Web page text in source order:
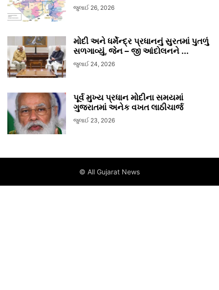
જુલાઈ 26, 2026
મોદી અને ધર્મેન્દ્ર પ્રધાનનું સુરતમાં પુતળું
સળગાવ્યું, જેન – જી આંદોલનને ...
જુલાઈ 24, 2026
પૂર્વ મુખ્ય પ્રધાન મોદીના સમયમાં
ગુજરાતમાં અનેક વખત લાઠીચાર્જ
જુલાઈ 23, 2026
© All Gujarat News